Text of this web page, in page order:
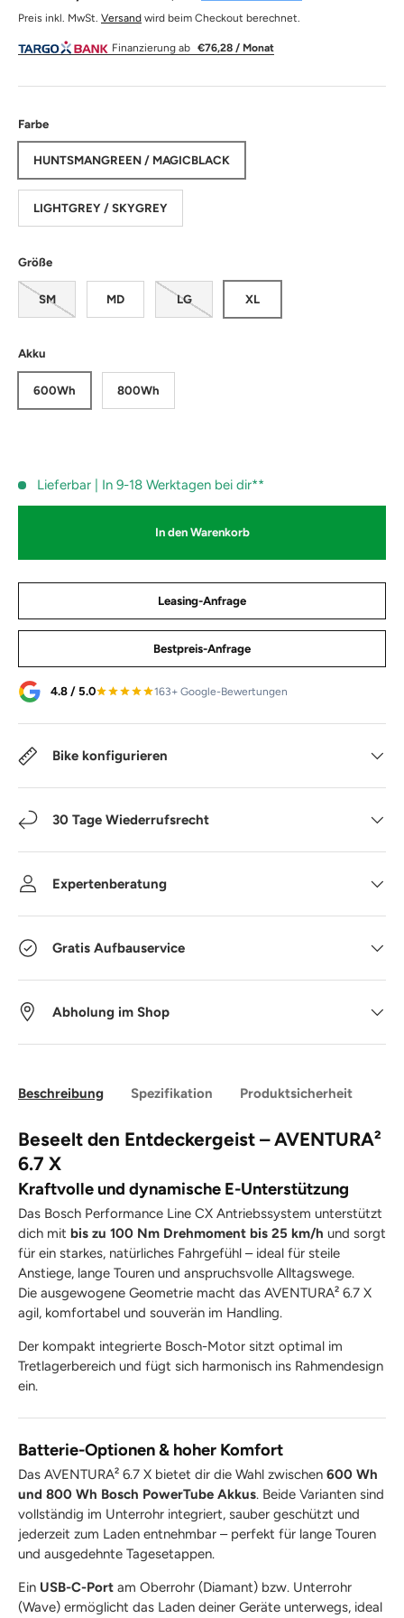
Preis inkl. MwSt. Versand wird beim Checkout berechnet.
Finanzierung ab €76,28 / Monat
Farbe
HUNTSMANGREEN / MAGICBLACK
LIGHTGREY / SKYGREY
Größe
SM MD LG XL
Akku
600Wh 800Wh
Lieferbar | In 9-18 Werktagen bei dir**
In den Warenkorb
Leasing-Anfrage
Bestpreis-Anfrage
4.8 / 5.0 163+ Google-Bewertungen
Bike konfigurieren
30 Tage Wiederrufsrecht
Expertenberatung
Gratis Aufbauservice
Abholung im Shop
Beschreibung Spezifikation Produktsicherheit
Beseelt den Entdeckergeist – AVENTURA²
6.7 X
Kraftvolle und dynamische E-Unterstützung
Das Bosch Performance Line CX Antriebssystem unterstützt
dich mit bis zu 100 Nm Drehmoment bis 25 km/h und sorgt
für ein starkes, natürliches Fahrgefühl – ideal für steile
Anstiege, lange Touren und anspruchsvolle Alltagswege.
Die ausgewogene Geometrie macht das AVENTURA² 6.7 X
agil, komfortabel und souverän im Handling.
Der kompakt integrierte Bosch-Motor sitzt optimal im
Tretlagerbereich und fügt sich harmonisch ins Rahmendesign
ein.
Batterie-Optionen & hoher Komfort
Das AVENTURA² 6.7 X bietet dir die Wahl zwischen 600 Wh
und 800 Wh Bosch PowerTube Akkus. Beide Varianten sind
vollständig im Unterrohr integriert, sauber geschützt und
jederzeit zum Laden entnehmbar – perfekt für lange Touren
und ausgedehnte Tagesetappen.
Ein USB-C-Port am Oberrohr (Diamant) bzw. Unterrohr
(Wave) ermöglicht das Laden deiner Geräte unterwegs, ideal